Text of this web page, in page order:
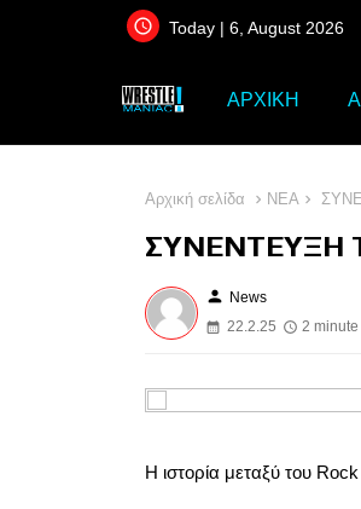
Today | 6, August 2026
ΑΡΧΙΚΗ
Αρχική σελίδα ΝΕΑ
ΣΥΝΕΝΤΕΥΞΗ
person News
22.2.25
2 minute
Η ιστορία μεταξύ του